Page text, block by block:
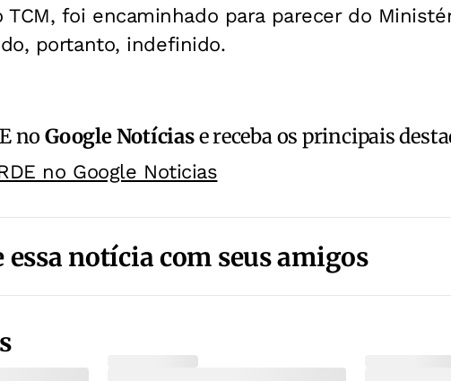
TCM, foi encaminhado para parecer do
portanto, indefinido.
noGoogle Notíciase receba os principais
no Google Noticias
notícia com seus amigos